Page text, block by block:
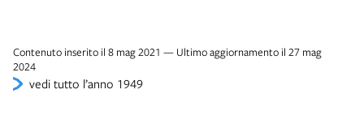
Contenuto inserito il 8 mag 2021 — Ultimo aggiornamento il 27 mag
2024
vedi tutto l’anno 1949